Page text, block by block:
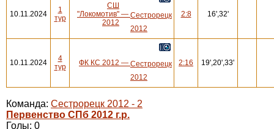
10.11.2024
1
тур
СШ
"Локомотив"
2012
— Сестрорецк
2012
2:8 16',32'
10.11.2024
4
тур
ФК КС 2012 — Сестрорецк
2012
2:16 19',20',33'
Команда: Сестрорецк 2012 - 2
Первенство СПб 2012 г.р.
Голы: 0